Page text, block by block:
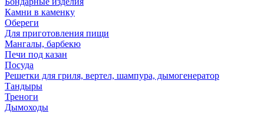
Камни в каменку
Обереги
Для приготовления пищи
Мангалы, барбекю
Печи под казан
Посуда
Решетки для гриля, вертел, шампура, дымогенератор
Тандыры
Треноги
Дымоходы